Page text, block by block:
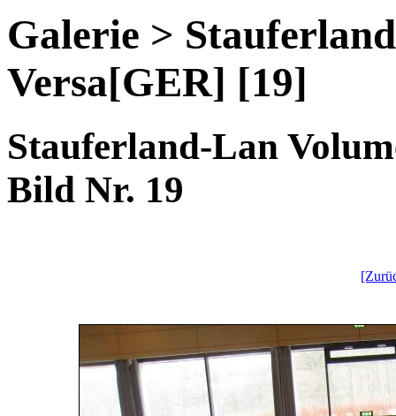
Galerie >
Versa[GER] [19]
Stauferland-Lan
Bild Nr. 19